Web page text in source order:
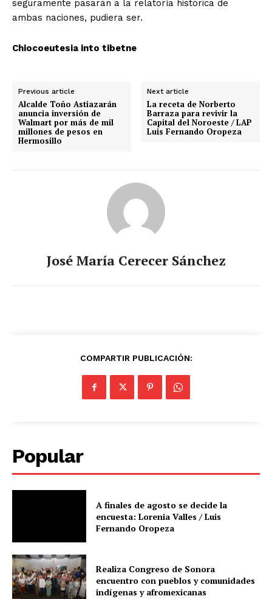
seguramente pasarán a la relatoría histórica de
ambas naciones, pudiera ser.
Chiocoeutesia into tibetne
Previous article
Alcalde Toño Astiazarán
anuncia inversión de
Walmart por más de mil
millones de pesos en
Hermosillo
Next article
La receta de Norberto
Barraza para revivir la
Capital del Noroeste / LAP
Luis Fernando Oropeza
José María Cerecer Sánchez
COMPARTIR PUBLICACIÓN:
Popular
A finales de agosto se decide la
encuesta: Lorenia Valles / Luis
Fernando Oropeza
Realiza Congreso de Sonora
encuentro con pueblos y comunidades
indígenas y afromexicanas